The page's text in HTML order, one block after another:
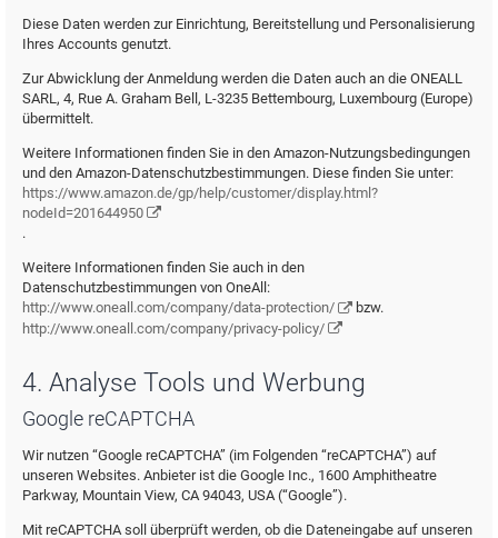
Diese Daten werden zur Einrichtung, Bereitstellung und Personalisierung
Ihres Accounts genutzt.
Zur Abwicklung der Anmeldung werden die Daten auch an die ONEALL
SARL, 4, Rue A. Graham Bell, L-3235 Bettembourg, Luxembourg (Europe)
übermittelt.
Weitere Informationen finden Sie in den Amazon-Nutzungsbedingungen
und den Amazon-Datenschutzbestimmungen. Diese finden Sie unter:
https://www.amazon.de/gp/help/customer/display.html?
nodeId=201644950
.
Weitere Informationen finden Sie auch in den
Datenschutzbestimmungen von OneAll:
http://www.oneall.com/company/data-protection/
bzw.
http://www.oneall.com/company/privacy-policy/
4. Analyse Tools und Werbung
Google reCAPTCHA
Wir nutzen “Google reCAPTCHA” (im Folgenden “reCAPTCHA”) auf
unseren Websites. Anbieter ist die Google Inc., 1600 Amphitheatre
Parkway, Mountain View, CA 94043, USA (“Google”).
Mit reCAPTCHA soll überprüft werden, ob die Dateneingabe auf unseren